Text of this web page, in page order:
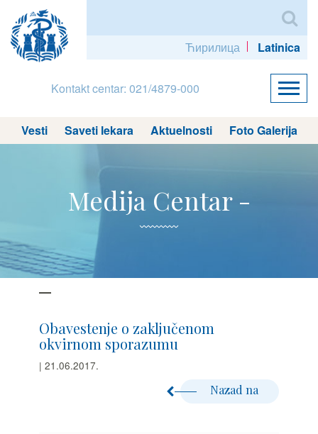
Ћирилица Latinica
Kontakt centar: 021/4879-000
Vesti Saveti lekara Aktuelnosti Foto Galerija
Medija Centar -
Obavestenje o zaključenom
okvirnom sporazumu
| 21.06.2017.
Nazad na